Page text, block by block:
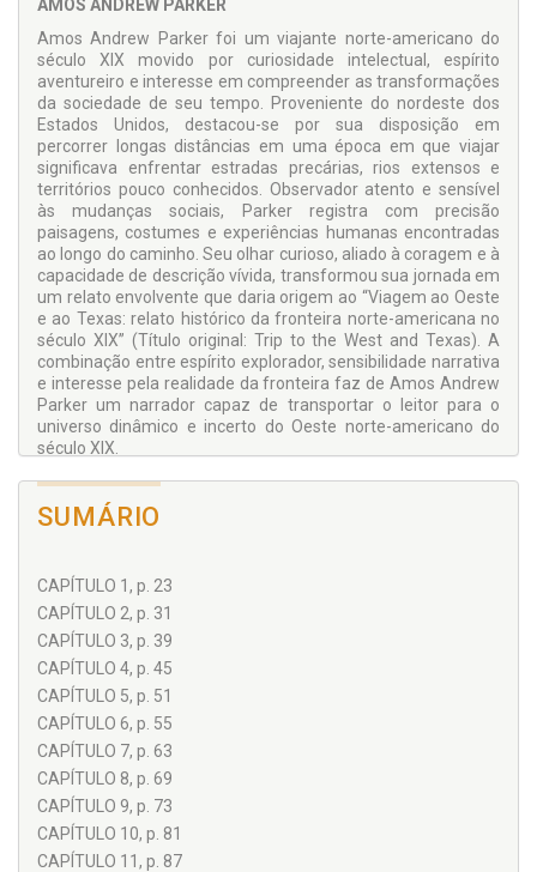
AMOS ANDREW PARKER
Amos Andrew Parker foi um viajante norte-americano do
século XIX movido por curiosidade intelectual, espírito
aventureiro e interesse em compreender as transformações
da sociedade de seu tempo. Proveniente do nordeste dos
Estados Unidos, destacou-se por sua disposição em
percorrer longas distâncias em uma época em que viajar
significava enfrentar estradas precárias, rios extensos e
territórios pouco conhecidos. Observador atento e sensível
às mudanças sociais, Parker registra com precisão
paisagens, costumes e experiências humanas encontradas
ao longo do caminho. Seu olhar curioso, aliado à coragem e à
capacidade de descrição vívida, transformou sua jornada em
um relato envolvente que daria origem ao “Viagem ao Oeste
e ao Texas: relato histórico da fronteira norte-americana no
século XIX” (Título original: Trip to the West and Texas). A
combinação entre espírito explorador, sensibilidade narrativa
e interesse pela realidade da fronteira faz de Amos Andrew
Parker um narrador capaz de transportar o leitor para o
universo dinâmico e incerto do Oeste norte-americano do
século XIX.
SUMÁRIO
CAPÍTULO 1, p. 23
CAPÍTULO 2, p. 31
CAPÍTULO 3, p. 39
CAPÍTULO 4, p. 45
CAPÍTULO 5, p. 51
CAPÍTULO 6, p. 55
CAPÍTULO 7, p. 63
CAPÍTULO 8, p. 69
CAPÍTULO 9, p. 73
CAPÍTULO 10, p. 81
CAPÍTULO 11, p. 87